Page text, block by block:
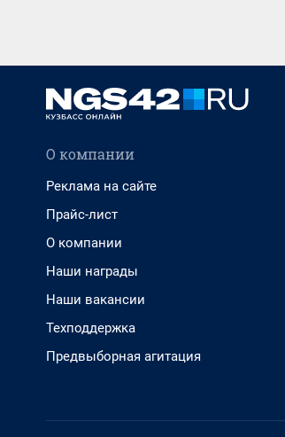
О компании
Реклама на сайте
Прайс-лист
О компании
Наши награды
Наши вакансии
Техподдержка
Предвыборная агитация